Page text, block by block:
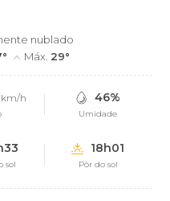
nublado
Máx. 29°
km/h 46%
Umidade
sol
18h01
Pôr do sol